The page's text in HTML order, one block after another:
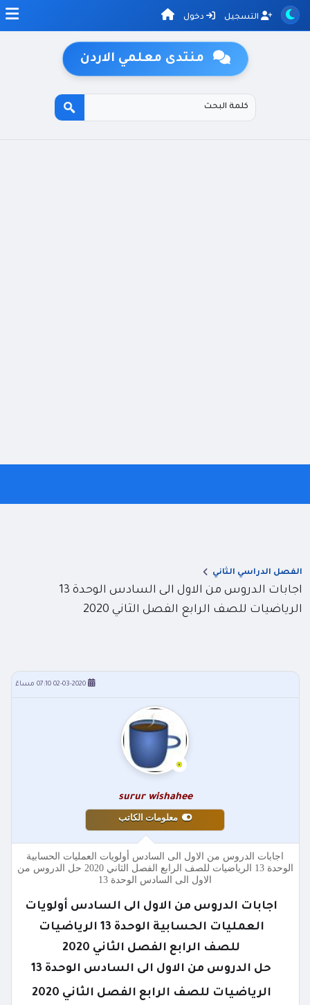
التسجيل دخول
منتدى معلمي الاردن
الفصل الدراسي الثاني
اجابات الدروس من الاول الى السادس الوحدة 13
الرياضيات للصف الرابع الفصل الثاني 2020
02-03-2020 07:10 مساءً
surur wishahee
معلومات الكاتب
اجابات الدروس من الاول الى السادس أولويات العمليات الحسابية
الوحدة 13 الرياضيات للصف الرابع الفصل الثاني 2020 حل الدروس من
الاول الى السادس الوحدة 13
اجابات الدروس من الاول الى السادس أولويات
العمليات الحسابية الوحدة 13 الرياضيات
للصف الرابع الفصل الثاني 2020
حل الدروس من الاول الى السادس الوحدة 13
الرياضيات للصف الرابع الفصل الثاني 2020